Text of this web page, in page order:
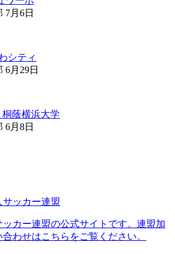
7月6日
シティ
6月29日
桐蔭横浜大学
6月8日
カー連盟の公式サイトです。連盟加
わせはこちらをご覧ください。